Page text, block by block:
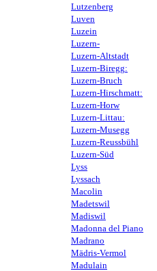
Lutzenberg
Luven
Luzein
Luzern-
Luzern-Altstadt
Luzern-Biregg:
Luzern-Bruch
Luzern-Hirschmatt:
Luzern-Horw
Luzern-Littau:
Luzern-Musegg
Luzern-Reussbühl
Luzern-Süd
Lyss
Lyssach
Macolin
Madetswil
Madiswil
Madonna del Piano
Madrano
Mädris-Vermol
Madulain